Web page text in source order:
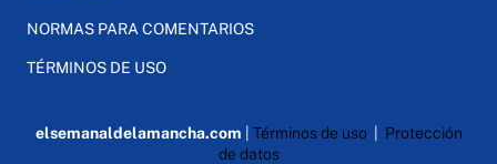
NORMAS PARA COMENTARIOS
TÉRMINOS DE USO
elsemanaldelamancha.com Términos de uso| Protección
de datos